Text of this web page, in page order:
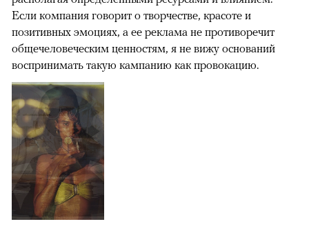
Если компания говорит о творчестве, красоте и
позитивных эмоциях, а ее реклама не противоречит
общечеловеческим ценностям, я не вижу оснований
воспринимать такую кампанию как провокацию.